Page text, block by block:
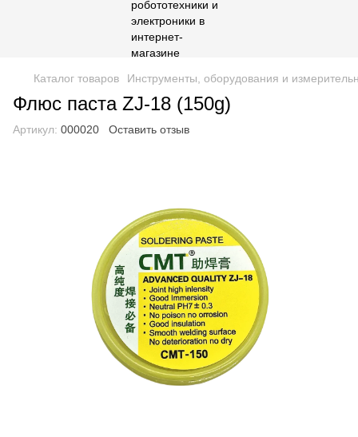
Каталог товаров Инструменты, оборудования и
Флюс паста ZJ-18 (150g)
Артикул: 000020 Оставить отзыв